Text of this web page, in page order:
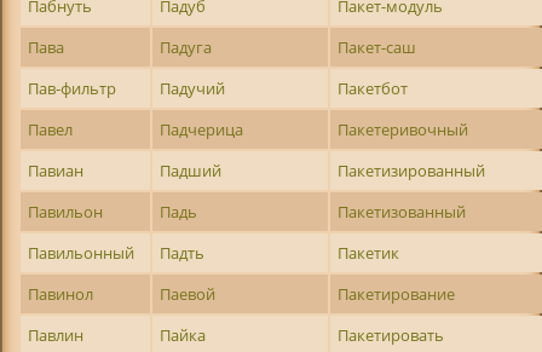
Пабнуть
Падуб
Пакет-модуль
Пава
Падуга
Пакет-саш
Пав-фильтр
Падучий
Пакетбот
Павел
Падчерица
Пакетеривочный
Павиан
Падший
Пакетизированный
Павильон
Падь
Пакетизованный
Павильонный
Падть
Пакетик
Павинол
Паевой
Пакетирование
Павлин
Пайка
Пакетировать